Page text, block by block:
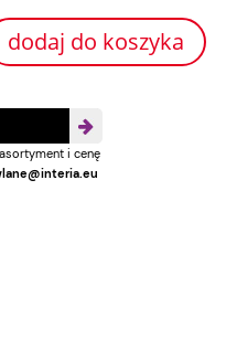
dodaj do koszyka
i cenę